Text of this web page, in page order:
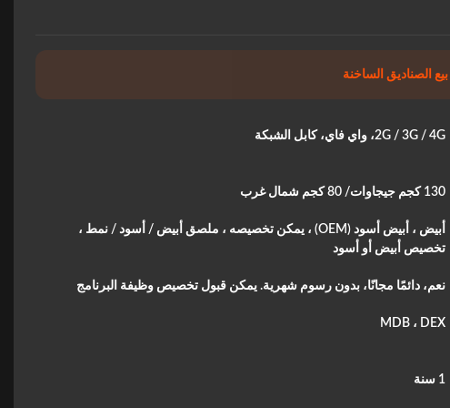
2G / 3G / 4G، واي فاي، كابل الشبكة
130 كجم جيجاوات/ 80 كجم شمال غرب
أبيض ، أبيض أسود (OEM) ، يمكن تخصيصه ، ملصق أبيض / أسود / نمط ،
تخصيص أبيض أو أسود
نعم، دائمًا مجانًا، بدون رسوم شهرية. يمكن قبول تخصيص وظيفة البرنامج
MDB ، DEX
1 سنة